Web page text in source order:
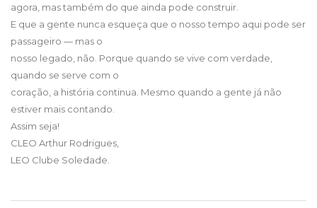
agora, mas também do que ainda pode construir.
E que a gente nunca esqueça que o nosso tempo aqui pode ser
passageiro — mas o
nosso legado, não. Porque quando se vive com verdade,
quando se serve com o
coração, a história continua. Mesmo quando a gente já não
estiver mais contando.
Assim seja!
CLEO Arthur Rodrigues,
LEO Clube Soledade.